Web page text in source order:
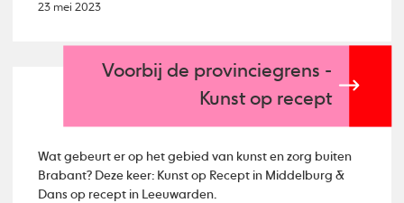
23 mei 2023
Voorbij de provinciegrens -
Kunst op recept
Wat gebeurt er op het gebied van kunst en zorg buiten
Brabant? Deze keer: Kunst op Recept in Middelburg &
Dans op recept in Leeuwarden.